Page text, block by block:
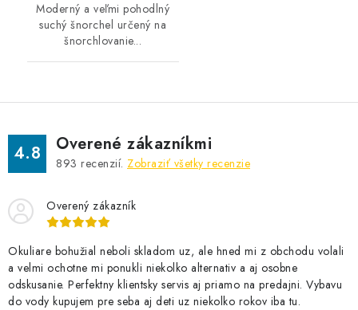
Moderný a veľmi pohodlný
suchý šnorchel určený na
šnorchlovanie...
4.8 Overené zákazníkmi
893 recenzií. Zobraziť všetky recenzie
Overený zákazník
Okuliare bohužial neboli skladom uz, ale hned mi z obchodu volali
a velmi ochotne mi ponukli niekolko alternativ a aj osobne
odskusanie. Perfektny klientsky servis aj priamo na predajni. Vybavu
do vody kupujem pre seba aj deti uz niekolko rokov iba tu.